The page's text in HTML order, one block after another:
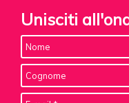
Unisciti